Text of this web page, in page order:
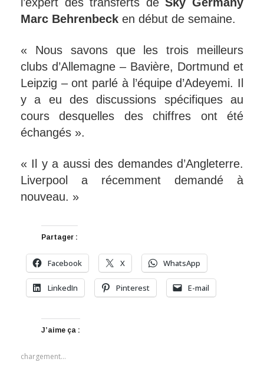
Marc Behrenbeck en début de semaine.
« Nous savons que les trois meilleurs
clubs d’Allemagne – Bavière, Dortmund et
Leipzig – ont parlé à l’équipe d’Adeyemi. Il
y a eu des discussions spécifiques au
cours desquelles des chiffres ont été
échangés ».
« Il y a aussi des demandes d’Angleterre.
Liverpool a récemment demandé à
nouveau. »
Partager :
Facebook X WhatsApp
LinkedIn Pinterest E-mail
J’aime ça :
chargement…